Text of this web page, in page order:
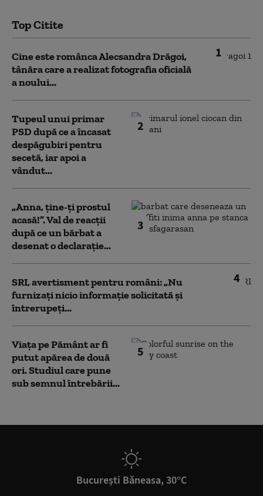
Top Citite
1
Cine este românca Alecsandra Drăgoi,
tânăra care a realizat fotografia oficială
a noului...
2
Tupeul unui primar
PSD după ce a încasat
despăgubiri pentru
secetă, iar apoi a
vândut...
3
„Anna, ţine-ţi prostul
acasă!”. Val de reacții
după ce un bărbat a
desenat o declarație...
4
SRI, avertisment pentru români: „Nu
furnizați nicio informație solicitată și
întrerupeți...
5
Viața pe Pământ ar fi
putut apărea de două
ori. Studiul care pune
sub semnul întrebării...
București Băneasa, 30°C